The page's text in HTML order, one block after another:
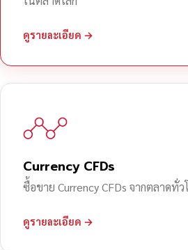
ดูรายละเอียด →
Currency CFDs
ซื้อขาย Currency CFDs จากตลาดทั่ว
ดูรายละเอียด →